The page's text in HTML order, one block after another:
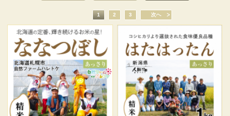
1 2 3 次へ